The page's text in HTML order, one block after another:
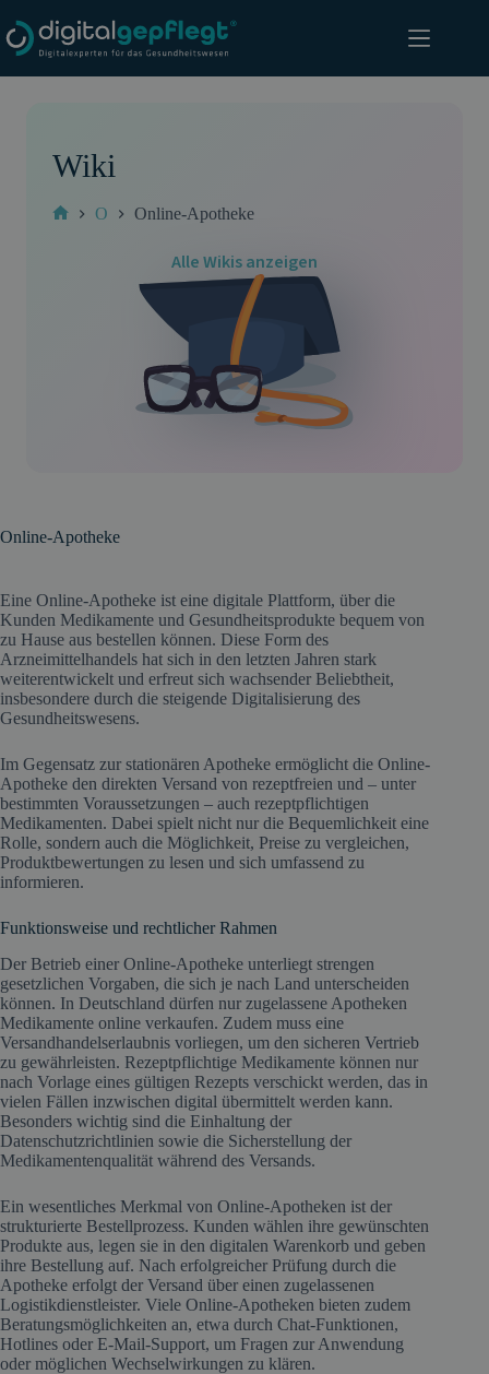
Inhalt
springen
Wiki
O Online-Apotheke
Alle Wikis anzeigen
Online-Apotheke
Eine Online-Apotheke ist eine digitale Plattform, über die
Kunden Medikamente und Gesundheitsprodukte bequem von
zu Hause aus bestellen können. Diese Form des
Arzneimittelhandels hat sich in den letzten Jahren stark
weiterentwickelt und erfreut sich wachsender Beliebtheit,
insbesondere durch die steigende Digitalisierung des
Gesundheitswesens.
Im Gegensatz zur stationären Apotheke ermöglicht die Online-
Apotheke den direkten Versand von rezeptfreien und – unter
bestimmten Voraussetzungen – auch rezeptpflichtigen
Medikamenten. Dabei spielt nicht nur die Bequemlichkeit eine
Rolle, sondern auch die Möglichkeit, Preise zu vergleichen,
Produktbewertungen zu lesen und sich umfassend zu
informieren.
Funktionsweise und rechtlicher Rahmen
Der Betrieb einer Online-Apotheke unterliegt strengen
gesetzlichen Vorgaben, die sich je nach Land unterscheiden
können. In Deutschland dürfen nur zugelassene Apotheken
Medikamente online verkaufen. Zudem muss eine
Versandhandelserlaubnis vorliegen, um den sicheren Vertrieb
zu gewährleisten. Rezeptpflichtige Medikamente können nur
nach Vorlage eines gültigen Rezepts verschickt werden, das in
vielen Fällen inzwischen digital übermittelt werden kann.
Besonders wichtig sind die Einhaltung der
Datenschutzrichtlinien sowie die Sicherstellung der
Medikamentenqualität während des Versands.
Ein wesentliches Merkmal von Online-Apotheken ist der
strukturierte Bestellprozess. Kunden wählen ihre gewünschten
Produkte aus, legen sie in den digitalen Warenkorb und geben
ihre Bestellung auf. Nach erfolgreicher Prüfung durch die
Apotheke erfolgt der Versand über einen zugelassenen
Logistikdienstleister. Viele Online-Apotheken bieten zudem
Beratungsmöglichkeiten an, etwa durch Chat-Funktionen,
Hotlines oder E-Mail-Support, um Fragen zur Anwendung
oder möglichen Wechselwirkungen zu klären.